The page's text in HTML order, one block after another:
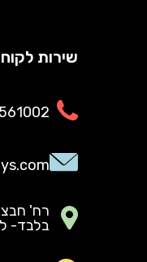
שירות
בלבד-